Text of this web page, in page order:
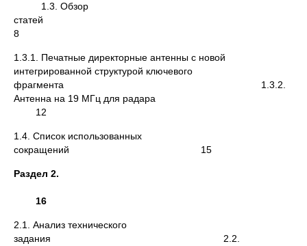
1.3. Обзор
статей
8
1.3.1. Печатные директорные антенны с новой
интегрированной структурой ключевого
фрагмента 1.3.2.
Антенна на 19 МГц для радара
12
1.4. Список использованных
сокращений 15
Раздел 2.
16
2.1. Анализ технического
задания 2.2.